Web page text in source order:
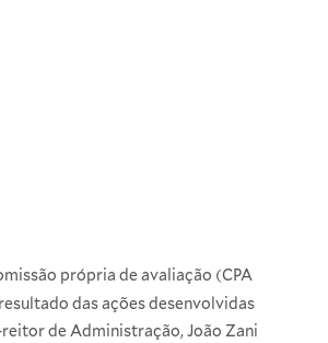
própria de avaliação (CPA
das ações desenvolvidas
de Administração, João Zani